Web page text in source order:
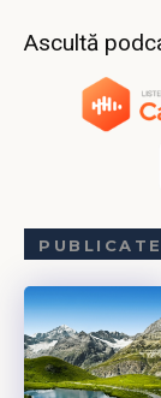
Ascultă